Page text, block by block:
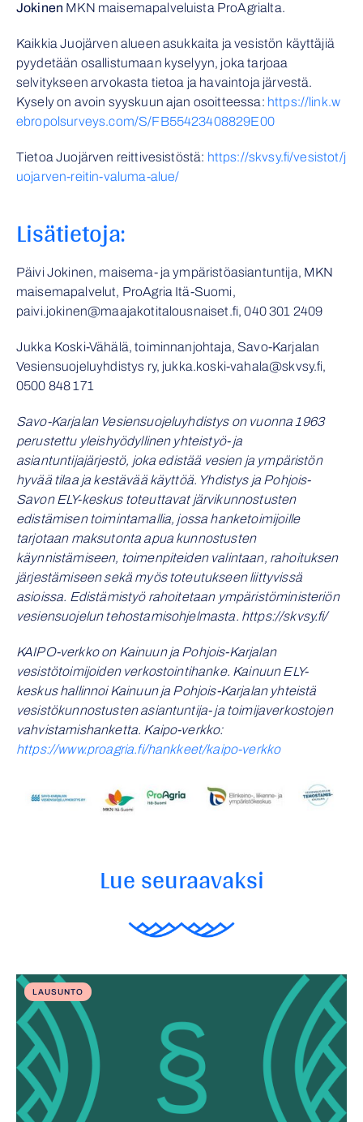
Jokinen MKN maisemapalveluista ProAgrialta.
Kaikkia Juojärven alueen asukkaita ja vesistön käyttäjiä
pyydetään osallistumaan kyselyyn, joka tarjoaa
selvitykseen arvokasta tietoa ja havaintoja järvestä.
Kysely on avoin syyskuun ajan osoitteessa: https://link.w
ebropolsurveys.com/S/FB55423408829E00
Tietoa Juojärven reittivesistöstä: https://skvsy.fi/vesistot/j
uojarven-reitin-valuma-alue/
Lisätietoja:
Päivi Jokinen, maisema- ja ympäristöasiantuntija, MKN
maisemapalvelut, ProAgria Itä-Suomi,
paivi.jokinen@maajakotitalousnaiset.fi, 040 301 2409
Jukka Koski-Vähälä, toiminnanjohtaja, Savo-Karjalan
Vesiensuojeluyhdistys ry, jukka.koski-vahala@skvsy.fi,
0500 848 171
Savo-Karjalan Vesiensuojeluyhdistys on vuonna 1963
perustettu yleishyödyllinen yhteistyö- ja
asiantuntijajärjestö, joka edistää vesien ja ympäristön
hyvää tilaa ja kestävää käyttöä. Yhdistys ja Pohjois-
Savon ELY-keskus toteuttavat järvikunnostusten
edistämisen toimintamallia, jossa hanketoimijoille
tarjotaan maksutonta apua kunnostusten
käynnistämiseen, toimenpiteiden valintaan, rahoituksen
järjestämiseen sekä myös toteutukseen liittyvissä
asioissa. Edistämistyö rahoitetaan ympäristöministeriön
vesiensuojelun tehostamisohjelmasta. https://skvsy.fi/
KAIPO-verkko on Kainuun ja Pohjois-Karjalan
vesistötoimijoiden verkostointihanke. Kainuun ELY-
keskus hallinnoi Kainuun ja Pohjois-Karjalan yhteistä
vesistökunnostusten asiantuntija- ja toimijaverkostojen
vahvistamishanketta. Kaipo-verkko:
https://www.proagria.fi/hankkeet/kaipo-verkko
Lue seuraavaksi
LAUSUNTO